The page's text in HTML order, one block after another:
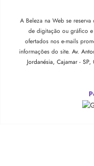
A Beleza na Web se
de digitação ou gráfico e
ofertados nos e-mails
informações do site. Av.
Jordanésia, Cajamar -